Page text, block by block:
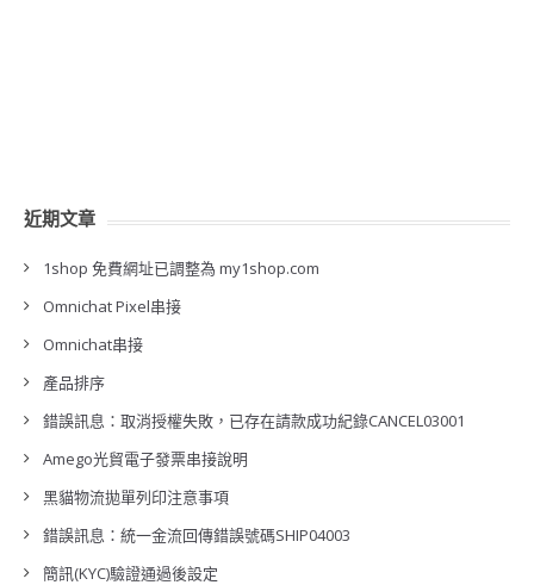
近期文章
1shop 免費網址已調整為 my1shop.com
Omnichat Pixel串接
Omnichat串接
產品排序
錯誤訊息：取消授權失敗，已存在請款成功紀錄CANCEL03001
Amego光貿電子發票串接說明
黑貓物流拋單列印注意事項
錯誤訊息：統一金流回傳錯誤號碼SHIP04003
簡訊(KYC)驗證通過後設定